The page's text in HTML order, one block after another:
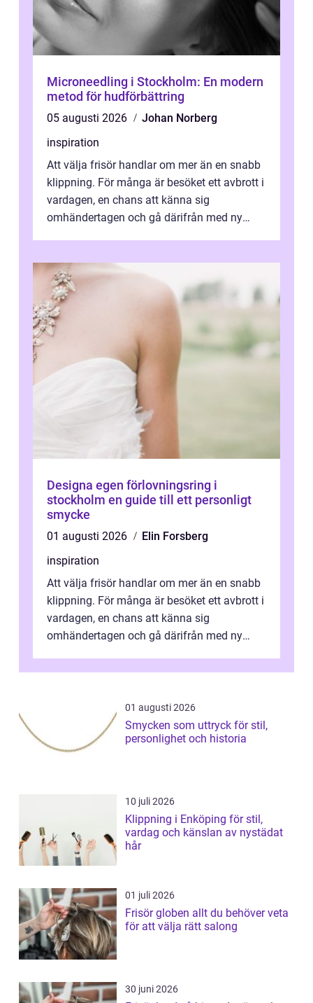
Microneedling i Stockholm: En modern
metod för hudförbättring
05 augusti 2026
Johan Norberg
inspiration
Att välja frisör handlar om mer än en snabb
klippning. För många är besöket ett avbrott i
vardagen, en chans att känna sig
omhändertagen och gå därifrån med ny
Designa egen förlovningsring i
stockholm en guide till ett personligt
smycke
01 augusti 2026
Elin Forsberg
inspiration
Att välja frisör handlar om mer än en snabb
klippning. För många är besöket ett avbrott i
vardagen, en chans att känna sig
omhändertagen och gå därifrån med ny
01 augusti 2026
Smycken som uttryck för stil,
personlighet och historia
10 juli 2026
Klippning i Enköping för stil,
vardag och känslan av nystädat
hår
01 juli 2026
Frisör globen allt du behöver veta
för att välja rätt salong
30 juni 2026